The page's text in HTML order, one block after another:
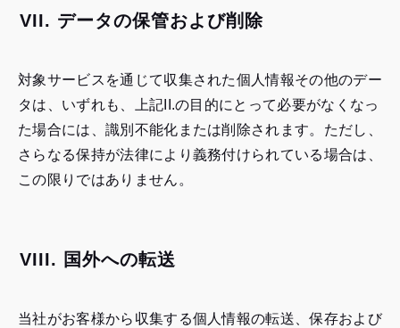
VII. データの保管および削除
対象サービスを通じて収集された個人情報その他のデー
タは、いずれも、上記II.の目的にとって必要がなくなっ
た場合には、識別不能化または削除されます。ただし、
さらなる保持が法律により義務付けられている場合は、
この限りではありません。
VIII. 国外への転送
当社がお客様から収集する個人情報の転送、保存および